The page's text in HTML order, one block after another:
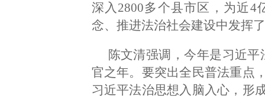
深入2800多个县市区，为近4
念、推进法治社会建设中发挥
陈文清强调，今年是习近
官之年。要突出全民普法重点
习近平法治思想入脑入心，形